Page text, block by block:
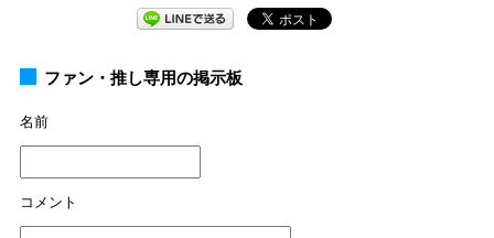
ファン・推し専用の掲示板
名前
コメント